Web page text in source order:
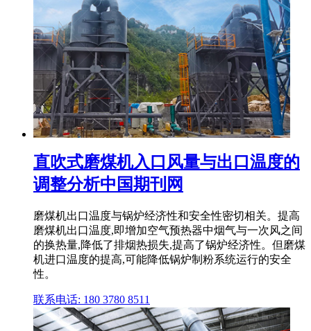
直吹式磨煤机入口风量与出口温度的
调整分析中国期刊网
磨煤机出口温度与锅炉经济性和安全性密切相关。提高
磨煤机出口温度,即增加空气预热器中烟气与一次风之间
的换热量,降低了排烟热损失,提高了锅炉经济性。但磨煤
机进口温度的提高,可能降低锅炉制粉系统运行的安全
性。
联系电话: 180 3780 8511